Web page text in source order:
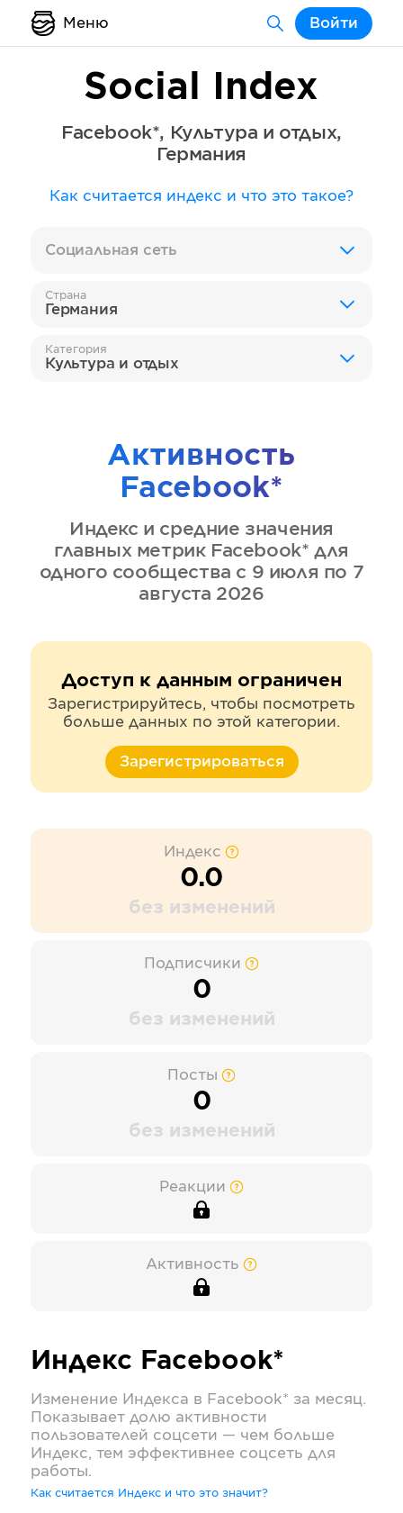
Меню Войти
Social Index
Facebook*, Культура и отдых,
Германия
Как считается индекс и что это такое?
Социальная сеть
Страна
Германия
Категория
Культура и отдых
Активность
Facebook*
Индекс и средние значения
главных метрик Facebook* для
одного сообщества с 9 июля по 7
августа 2026
Доступ к данным ограничен
Зарегистрируйтесь, чтобы посмотреть
больше данных по этой категории.
Зарегистрироваться
Индекс
0.0
без изменений
Подписчики
0
без изменений
Посты
0
без изменений
Реакции
Активность
Индекс Facebook*
Изменение Индекса в Facebook* за месяц.
Показывает долю активности
пользователей соцсети — чем больше
Индекс, тем эффективнее соцсеть для
работы.
Как считается Индекс и что это значит?